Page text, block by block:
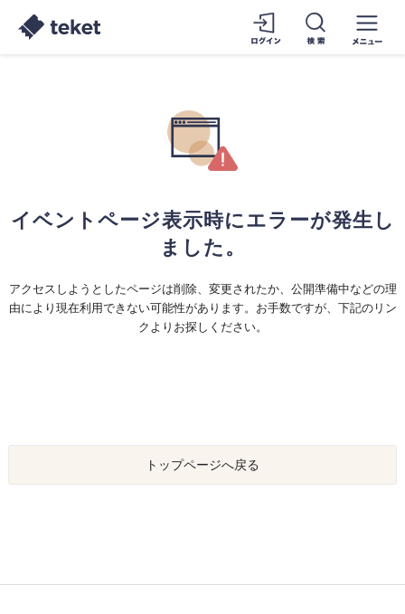
イベントページ表示時にエラーが発生し
ました。
アクセスしようとしたページは削除、変更されたか、公開準備中などの理
由により現在利用できない可能性があります。お手数ですが、下記のリン
クよりお探しください。
トップページへ戻る